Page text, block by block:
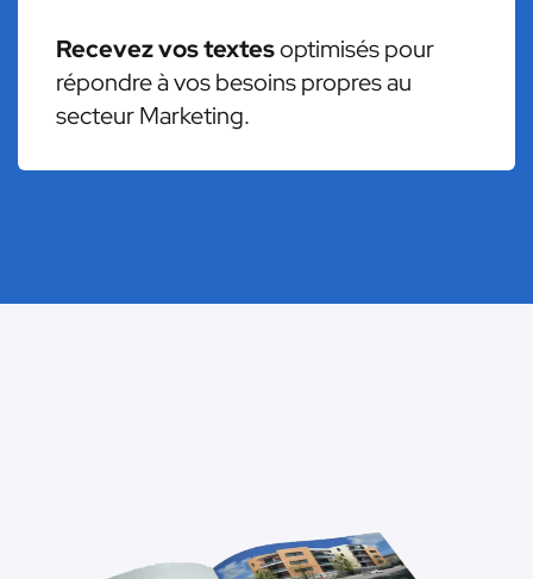
Recevez vos textesoptimisés pour
répondre à vos besoins propres au
secteur Marketing.